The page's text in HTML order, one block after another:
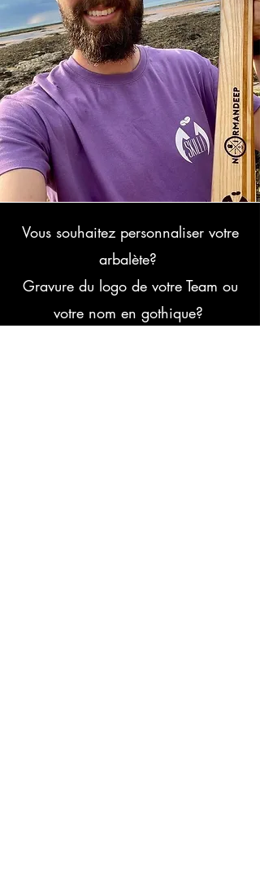
Vous souhaitez personnaliser votre
arbalète?
Gravure du logo de votre Team ou
votre nom en gothique?